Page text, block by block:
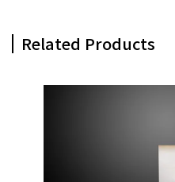
Related Products